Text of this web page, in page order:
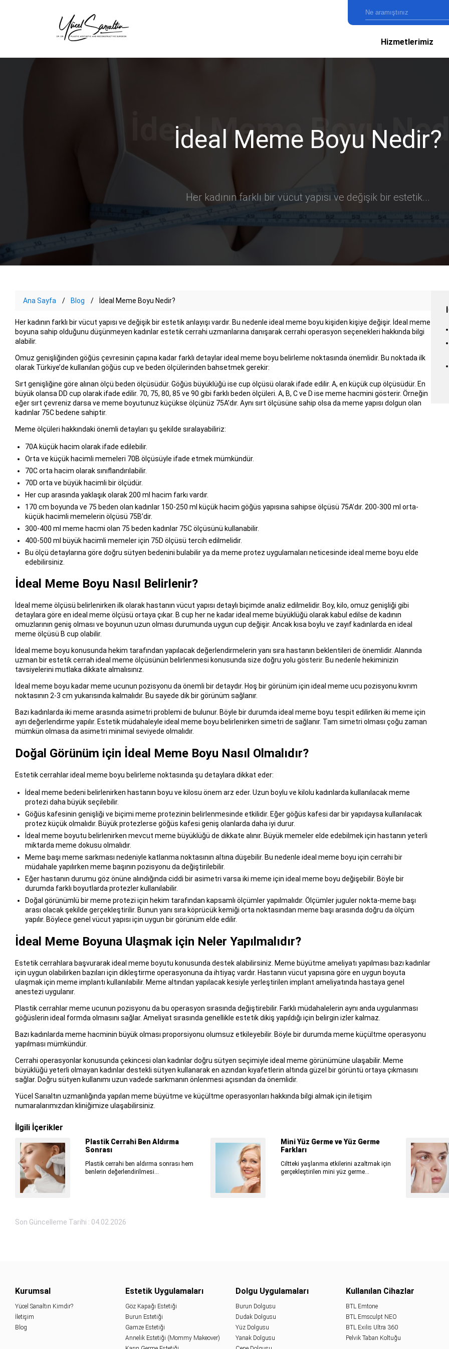
Hizmetlerimiz
İdeal Meme Boyu Nedir?
Her kadının farklı bir vücut yapısı ve değişik bir estetik...
Ana Sayfa Blog İdeal Meme Boyu Nedir?
Her kadının farklı bir vücut yapısı ve değişik bir estetik anlayışı vardır. Bu nedenle ideal meme boyu kişiden kişiye değişir. İdeal meme
boyuna sahip olduğunu düşünmeyen kadınlar estetik cerrahi uzmanlarına danışarak cerrahi operasyon seçenekleri hakkında bilgi
alabilir.
Omuz genişliğinden göğüs çevresinin çapına kadar farklı detaylar ideal meme boyu belirleme noktasında önemlidir. Bu noktada ilk
olarak Türkiye’de kullanılan göğüs cup ve beden ölçülerinden bahsetmek gerekir:
Sırt genişliğine göre alınan ölçü beden ölçüsüdür. Göğüs büyüklüğü ise cup ölçüsü olarak ifade edilir. A, en küçük cup ölçüsüdür. En
büyük olansa DD cup olarak ifade edilir. 70, 75, 80, 85 ve 90 gibi farklı beden ölçüleri. A, B, C ve D ise meme hacmini gösterir. Örneğin
eğer sırt çevreniz darsa ve meme boyutunuz küçükse ölçünüz 75A’dır. Aynı sırt ölçüsüne sahip olsa da meme yapısı dolgun olan
kadınlar 75C bedene sahiptir.
Meme ölçüleri hakkındaki önemli detayları şu şekilde sıralayabiliriz:
70A küçük hacim olarak ifade edilebilir.
Orta ve küçük hacimli memeleri 70B ölçüsüyle ifade etmek mümkündür.
70C orta hacim olarak sınıflandırılabilir.
70D orta ve büyük hacimli bir ölçüdür.
Her cup arasında yaklaşık olarak 200 ml hacim farkı vardır.
170 cm boyunda ve 75 beden olan kadınlar 150-250 ml küçük hacim göğüs yapısına sahipse ölçüsü 75A’dır. 200-300 ml orta-
küçük hacimli memelerin ölçüsü 75B’dir.
300-400 ml meme hacmi olan 75 beden kadınlar 75C ölçüsünü kullanabilir.
400-500 ml büyük hacimli memeler için 75D ölçüsü tercih edilmelidir.
Bu ölçü detaylarına göre doğru sütyen bedenini bulabilir ya da meme protez uygulamaları neticesinde ideal meme boyu elde
edebilirsiniz.
İdeal Meme Boyu Nasıl Belirlenir?
İdeal meme ölçüsü belirlenirken ilk olarak hastanın vücut yapısı detaylı biçimde analiz edilmelidir. Boy, kilo, omuz genişliği gibi
detaylara göre en ideal meme ölçüsü ortaya çıkar. B cup her ne kadar ideal meme büyüklüğü olarak kabul edilse de kadının
omuzlarının geniş olması ve boyunun uzun olması durumunda uygun cup değişir. Ancak kısa boylu ve zayıf kadınlarda en ideal
meme ölçüsü B cup olabilir.
İdeal meme boyu konusunda hekim tarafından yapılacak değerlendirmelerin yanı sıra hastanın beklentileri de önemlidir. Alanında
uzman bir estetik cerrah ideal meme ölçüsünün belirlenmesi konusunda size doğru yolu gösterir. Bu nedenle hekiminizin
tavsiyelerini mutlaka dikkate almalısınız.
İdeal meme boyu kadar meme ucunun pozisyonu da önemli bir detaydır. Hoş bir görünüm için ideal meme ucu pozisyonu kıvrım
noktasının 2-3 cm yukarısında kalmalıdır. Bu sayede dik bir görünüm sağlanır.
Bazı kadınlarda iki meme arasında asimetri problemi de bulunur. Böyle bir durumda ideal meme boyu tespit edilirken iki meme için
ayrı değerlendirme yapılır. Estetik müdahaleyle ideal meme boyu belirlenirken simetri de sağlanır. Tam simetri olması çoğu zaman
mümkün olmasa da asimetri minimal seviyede olmalıdır.
Doğal Görünüm için İdeal Meme Boyu Nasıl Olmalıdır?
Estetik cerrahlar ideal meme boyu belirleme noktasında şu detaylara dikkat eder:
İdeal meme bedeni belirlenirken hastanın boyu ve kilosu önem arz eder. Uzun boylu ve kilolu kadınlarda kullanılacak meme
protezi daha büyük seçilebilir.
Göğüs kafesinin genişliği ve biçimi meme protezinin belirlenmesinde etkilidir. Eğer göğüs kafesi dar bir yapıdaysa kullanılacak
protez küçük olmalıdır. Büyük protezlerse göğüs kafesi geniş olanlarda daha iyi durur.
İdeal meme boyutu belirlenirken mevcut meme büyüklüğü de dikkate alınır. Büyük memeler elde edebilmek için hastanın yeterli
miktarda meme dokusu olmalıdır.
Meme başı meme sarkması nedeniyle katlanma noktasının altına düşebilir. Bu nedenle ideal meme boyu için cerrahi bir
müdahale yapılırken meme başının pozisyonu da değiştirilebilir.
Eğer hastanın durumu göz önüne alındığında ciddi bir asimetri varsa iki meme için ideal meme boyu değişebilir. Böyle bir
durumda farklı boyutlarda protezler kullanılabilir.
Doğal görünümlü bir meme protezi için hekim tarafından kapsamlı ölçümler yapılmalıdır. Ölçümler juguler nokta-meme başı
arası olacak şekilde gerçekleştirilir. Bunun yanı sıra köprücük kemiği orta noktasından meme başı arasında doğru da ölçüm
yapılır. Böylece genel vücut yapısı için uygun bir görünüm elde edilir.
İdeal Meme Boyuna Ulaşmak için Neler Yapılmalıdır?
Estetik cerrahlara başvurarak ideal meme boyutu konusunda destek alabilirsiniz. Meme büyütme ameliyatı yapılması bazı kadınlar
için uygun olabilirken bazıları için dikleştirme operasyonuna da ihtiyaç vardır. Hastanın vücut yapısına göre en uygun boyuta
ulaşmak için meme implantı kullanılabilir. Meme altından yapılacak kesiyle yerleştirilen implant ameliyatında hastaya genel
anestezi uygulanır.
Plastik cerrahlar meme ucunun pozisyonu da bu operasyon sırasında değiştirebilir. Farklı müdahalelerin aynı anda uygulanması
göğüslerin ideal formda olmasını sağlar. Ameliyat sırasında genellikle estetik dikiş yapıldığı için belirgin izler kalmaz.
Bazı kadınlarda meme hacminin büyük olması proporsiyonu olumsuz etkileyebilir. Böyle bir durumda meme küçültme operasyonu
yapılması mümkündür.
Cerrahi operasyonlar konusunda çekincesi olan kadınlar doğru sütyen seçimiyle ideal meme görünümüne ulaşabilir. Meme
büyüklüğü yeterli olmayan kadınlar destekli sütyen kullanarak en azından kıyafetlerin altında güzel bir görüntü ortaya çıkmasını
sağlar. Doğru sütyen kullanımı uzun vadede sarkmanın önlenmesi açısından da önemlidir.
Yücel Sarıaltın uzmanlığında yapılan meme büyütme ve küçültme operasyonları hakkında bilgi almak için iletişim
numaralarımızdan kliniğimize ulaşabilirsiniz.
İlgili İçerikler
Plastik Cerrahi Ben Aldırma
Sonrası
Plastik cerrahi ben aldırma sonrası hem
benlerin değerlendirilmesi...
Mini Yüz Germe ve Yüz Germe
Farkları
Ciltteki yaşlanma etkilerini azaltmak için
gerçekleştirilen mini yüz germe...
Son Güncelleme Tarihi : 04.02.2026
Kurumsal
Yücel Sarıaltın Kimdir?
İletişim
Blog
Estetik Uygulamaları
Göz Kapağı Estetiği
Burun Estetiği
Gamze Estetiği
Annelik Estetiği (Mommy Makeover)
Dolgu Uygulamaları
Burun Dolgusu
Dudak Dolgusu
Yüz Dolgusu
Yanak Dolgusu
Kullanılan Cihazlar
BTL Emtone
BTL Emsculpt NEO
BTL Exilis Ultra 360
Pelvik Taban Koltuğu